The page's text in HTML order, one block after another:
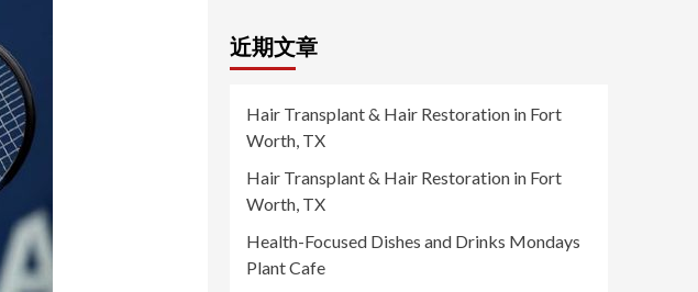
近期文章
Hair Transplant & Hair Restoration in Fort
Worth, TX
Hair Transplant & Hair Restoration in Fort
Worth, TX
Health-Focused Dishes and Drinks Mondays
Plant Cafe